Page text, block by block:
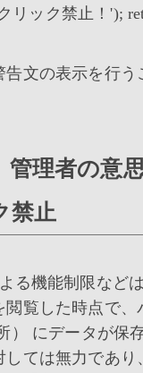
リック禁止！');
文の表示を行う
理者の意
禁止
る機能制限など
覧した時点で、
） にデータが保
ては無力であり